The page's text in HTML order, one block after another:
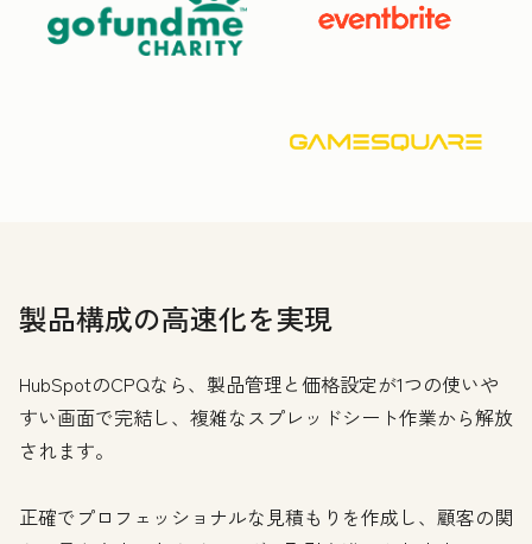
製品構成の高速化を実現
HubSpotのCPQなら、製品管理と価格設定が1つの使いや
すい画面で完結し、複雑なスプレッドシート作業から解放
されます。
正確でプロフェッショナルな見積もりを作成し、顧客の関